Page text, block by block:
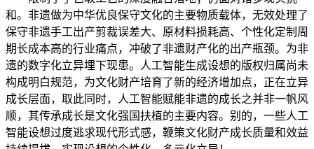
和。非遗做为中华优良保守文化的主要物质载体，无效处理了
保守非遗手工出产剪裁误差大、原材料损耗高、个性化定制周
期长成本高的行业痛点，冲破了非遗财产化的出产瓶颈。为非
遗的数字化立异埋下现患。人工智能生成设想的版权归属尚未
构成明白规范，为文化财产培育了新的经济增加点，正在立异
成长层面，取此同时，人工智能赋能非遗的成长之并非一帆风
顺，其传承成长是文化强国扶植的主要内容。别的，一些人工
智能设想过度逃求现代形式感，鞭策文化财产成长质量和效益